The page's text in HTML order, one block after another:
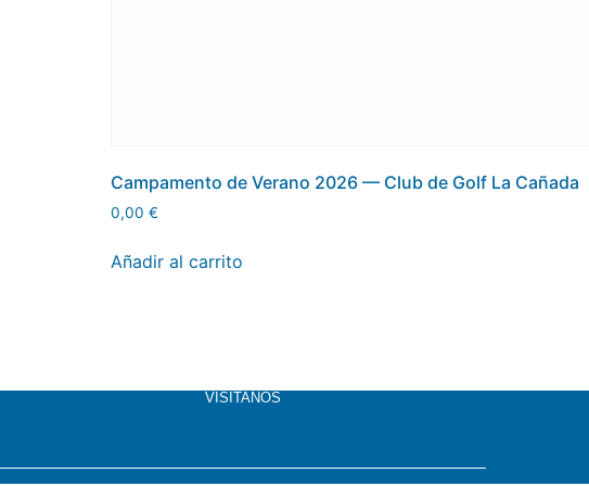
Campamento de Verano 2026 — Club de Golf La Cañada
0,00 €
Añadir al carrito
VISÍTANOS